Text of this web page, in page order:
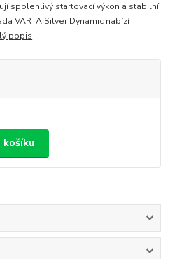
spolehlivý startovací výkon a stabilní
VARTA Silver Dynamic nabízí
popis
košíku